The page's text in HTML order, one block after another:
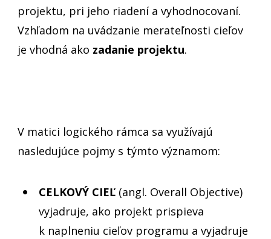
projektu, pri jeho riadení a vyhodnocovaní.
Vzhľadom na uvádzanie merateľnosti cieľov
je vhodná ako zadanie projektu.
V matici logického rámca sa využívajú
nasledujúce pojmy s týmto významom:
CELKOVÝ CIEĽ (angl. Overall Objective)
vyjadruje, ako projekt prispieva
k naplneniu cieľov programu a vyjadruje